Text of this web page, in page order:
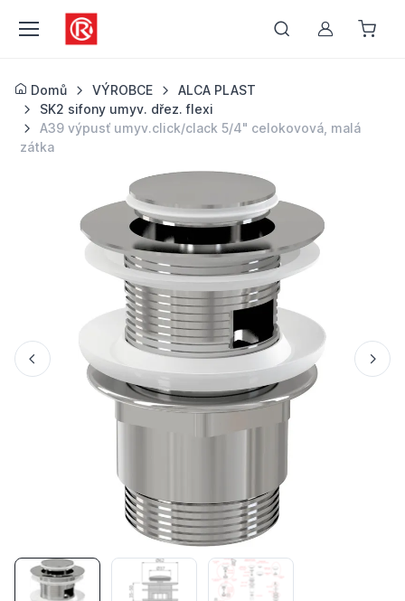
Můj účet
Domů VÝROBCE
ALCA PLAST
SK2 sifony umyv. dřez. flexi
A39 výpusť umyv.click/clack 5/4" celokovová, malá
zátka